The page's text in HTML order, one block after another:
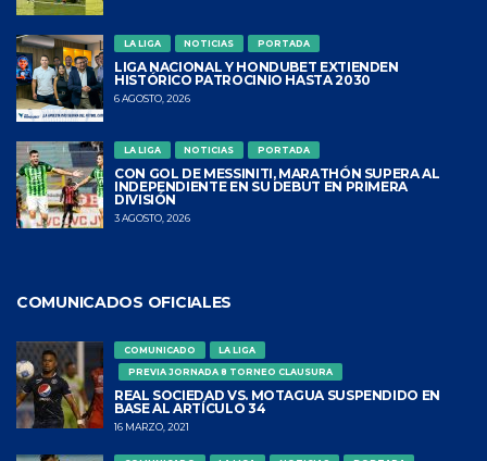
LA LIGA NOTICIAS PORTADA
LIGA NACIONAL Y HONDUBET EXTIENDEN
HISTÓRICO PATROCINIO HASTA 2030
6 AGOSTO, 2026
LA LIGA NOTICIAS PORTADA
CON GOL DE MESSINITI, MARATHÓN SUPERA AL
INDEPENDIENTE EN SU DEBUT EN PRIMERA
DIVISIÓN
3 AGOSTO, 2026
COMUNICADOS OFICIALES
COMUNICADO
LA LIGA
PREVIA JORNADA 8 TORNEO CLAUSURA
REAL SOCIEDAD VS. MOTAGUA SUSPENDIDO EN
BASE AL ARTÍCULO 34
16 MARZO, 2021